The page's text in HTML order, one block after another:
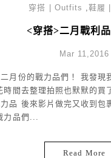
穿搭 | Outfits ,鞋履
<穿搭>二月戰利品
Mar 11,2016
月份的戰力品們！ 我發現
時間去整理拍照也默默的買
品 後來影片做完又收到包
力品們...
Read More